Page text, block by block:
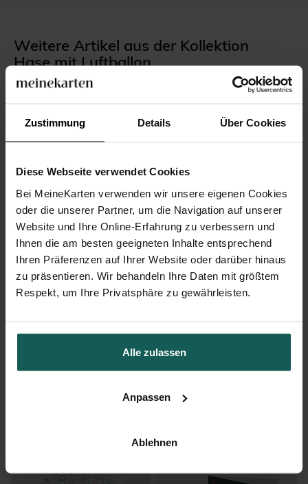
Zustimmung Details Über Cookies
Diese Webseite verwendet Cookies
Bei MeineKarten verwenden wir unsere eigenen Cookies
oder die unserer Partner, um die Navigation auf unserer
Website und Ihre Online-Erfahrung zu verbessern und
Ihnen die am besten geeigneten Inhalte entsprechend
Ihren Präferenzen auf Ihrer Website oder darüber hinaus
zu präsentieren. Wir behandeln Ihre Daten mit größtem
Respekt, um Ihre Privatsphäre zu gewährleisten.
Alle zulassen
Anpassen
Ablehnen
Weitere Artikel aus der Kollektion
Hase mit Luftballon
Dankeskarte Geburt